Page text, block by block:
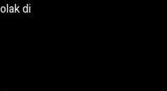
di